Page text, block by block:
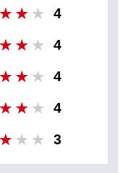
4
4
4
4
3